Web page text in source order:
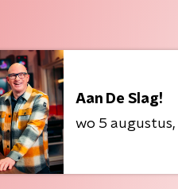
Aan De Slag!
wo 5 augustus